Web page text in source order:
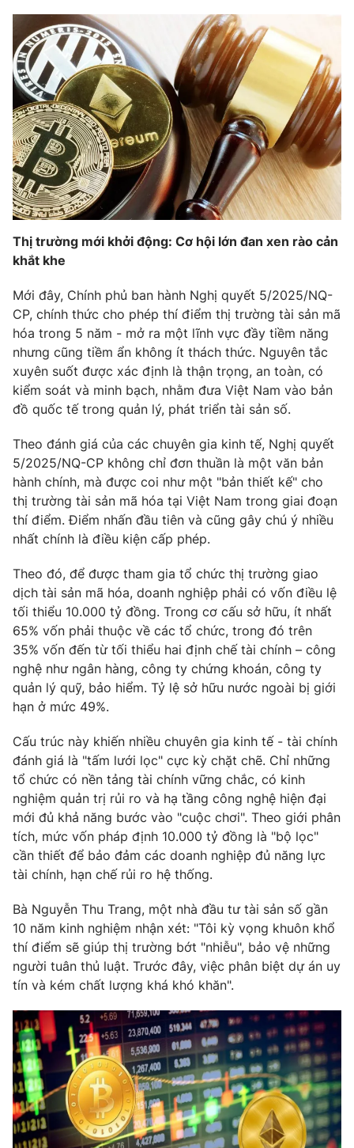
Câu chuyện quốc tế
Thị trường
Góc doanh nghiệp
Dữ liệu và đời sống
Truyền hình
Phim VTV
Hậu trường
Nhân vật
Khán giả
Giải sao mai
Giải trí
Điện ảnh
Âm nhạc
Sao
Đời sống
Du lịch
Làm đẹp
Chất lượng cuộc sống
Giáo dục
Tuyển sinh
Học trực tuyến
Công nghệ
Sản phẩm
Thị trường
Tư vấn
Giao lưu trực tuyến
Lịch phát sóng
Chuyên mục khác
Photo Infographic
Video Shorts video
VTV Money VTV Thể thao
VTV Sức khoẻ Bất động sản
Thị trường 24h Tấm lòng Việt
VTV4
VTV9 VTV8
Liên hệ tòa soạn English
THỜI BÁO VTV
Theo dõi báo trên
Cơ quan chủ quản:Đài Truyền hình Việt Nam
Cơ quan báo chí:Thời báo VTV
Giấy phép hoạt động báo in và báo điện tử số 483/GP-BTTTT
cấp ngày 29/12/2023
Tổng Biên tập:Vũ Thanh Thủy
Phó Tổng Biên tập: Nguyễn Thị Mỹ Hạnh, Phạm Quốc Thắng,
Nguyễn Trọng Ninh
Tổng đài VTV: 024.38 355 931 - 024.38 355 932
Ðiện thoại Thời báo VTV:024.66 897 897
Thị trường mới khởi động: Cơ hội lớn đan xen rào cản
khắt khe
Mới đây, Chính phủ ban hành Nghị quyết 5/2025/NQ-
CP, chính thức cho phép thí điểm thị trường tài sản mã
hóa trong 5 năm - mở ra một lĩnh vực đầy tiềm năng
nhưng cũng tiềm ẩn không ít thách thức. Nguyên tắc
xuyên suốt được xác định là thận trọng, an toàn, có
kiểm soát và minh bạch, nhằm đưa Việt Nam vào bản
đồ quốc tế trong quản lý, phát triển tài sản số.
Theo đánh giá của các chuyên gia kinh tế, Nghị quyết
5/2025/NQ-CP không chỉ đơn thuần là một văn bản
hành chính, mà được coi như một "bản thiết kế" cho
thị trường tài sản mã hóa tại Việt Nam trong giai đoạn
thí điểm. Điểm nhấn đầu tiên và cũng gây chú ý nhiều
nhất chính là điều kiện cấp phép.
Theo đó, để được tham gia tổ chức thị trường giao
dịch tài sản mã hóa, doanh nghiệp phải có vốn điều lệ
tối thiểu 10.000 tỷ đồng. Trong cơ cấu sở hữu, ít nhất
65% vốn phải thuộc về các tổ chức, trong đó trên
35% vốn đến từ tối thiểu hai định chế tài chính – công
nghệ như ngân hàng, công ty chứng khoán, công ty
quản lý quỹ, bảo hiểm. Tỷ lệ sở hữu nước ngoài bị giới
hạn ở mức 49%.
Cấu trúc này khiến nhiều chuyên gia kinh tế - tài chính
đánh giá là "tấm lưới lọc" cực kỳ chặt chẽ. Chỉ những
tổ chức có nền tảng tài chính vững chắc, có kinh
nghiệm quản trị rủi ro và hạ tầng công nghệ hiện đại
mới đủ khả năng bước vào "cuộc chơi". Theo giới phân
tích, mức vốn pháp định 10.000 tỷ đồng là "bộ lọc"
cần thiết để bảo đảm các doanh nghiệp đủ năng lực
tài chính, hạn chế rủi ro hệ thống.
Bà Nguyễn Thu Trang, một nhà đầu tư tài sản số gần
10 năm kinh nghiệm nhận xét: "Tôi kỳ vọng khuôn khổ
thí điểm sẽ giúp thị trường bớt "nhiễu", bảo vệ những
người tuân thủ luật. Trước đây, việc phân biệt dự án uy
tín và kém chất lượng khá khó khăn".